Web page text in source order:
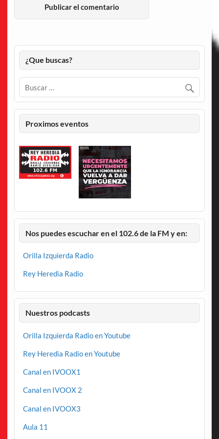
¿Que buscas?
Proximos eventos
Nos puedes escuchar en el 102.6 de la FM y en:
Orilla Izquierda Radio
Rey Heredia Radio
Nuestros podcasts
Orilla Izquierda Radio en Youtube
Rey Heredia Radio en Youtube
Canal en IVOOX1
Canal en IVOOX 2
Canal en IVOOX3
Aula 11